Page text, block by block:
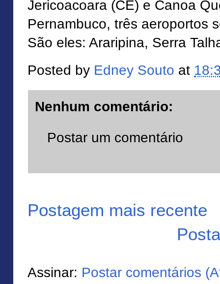
Jericoacoara (CE) e Canoa
Pernambuco, três aeroportos
São eles: Araripina, Serra
Posted by Edney Souto at
Nenhum comentário:
Postar um comentário
Postagem mais recente
Assinar: Postar comentários